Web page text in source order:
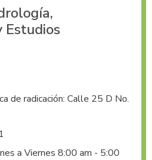
Estudios
de radicación: Calle 25 D No.
a Viernes 8:00 am - 5:00